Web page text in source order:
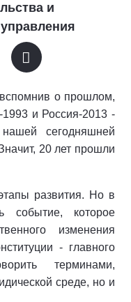
и
о прошлом,
и Россия-2013 -
сегодняшней
20 лет прошли
развития. Но в
событие, которое
изменения
- главного
терминами,
среде, но и